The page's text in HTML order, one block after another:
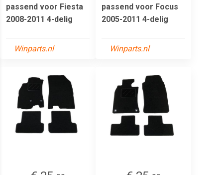
passend voor Fiesta
2008-2011 4-delig
Winparts.nl
passend voor Focus
2005-2011 4-delig
Winparts.nl